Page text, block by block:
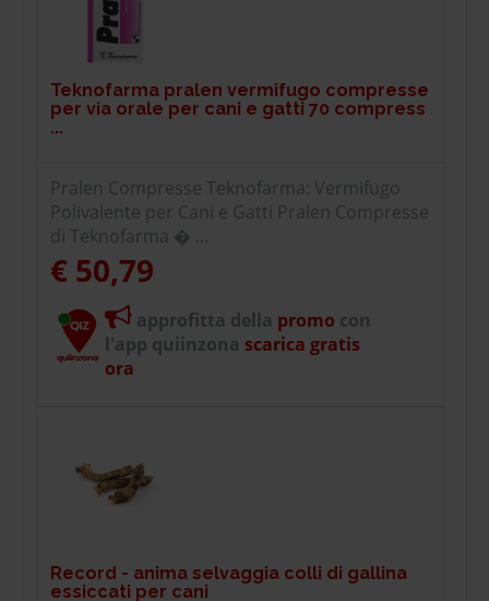
Teknofarma pralen vermifugo compresse
per via orale per cani e gatti 70 compress
...
Pralen Compresse Teknofarma: Vermifugo
Polivalente per Cani e Gatti Pralen Compresse
di Teknofarma � ...
€ 50,79
approfitta della promo con
l'app quiinzona scarica gratis
ora
Record - anima selvaggia colli di gallina
essiccati per cani